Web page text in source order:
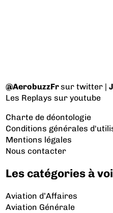
@AerobuzzFrsur twitter |
Les Replays sur youtube
Charte de déontologie
Conditions générales
Mentions légales
Nous contacter
Les catégories à
Aviation d’Affaires
Aviation Générale